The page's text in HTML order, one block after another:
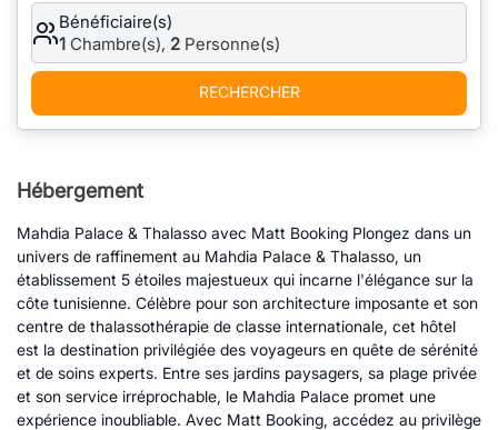
Bénéficiaire(s)
1 Chambre(s), 2 Personne(s)
RECHERCHER
Hébergement
Mahdia Palace & Thalasso avec Matt Booking Plongez dans un
univers de raffinement au Mahdia Palace & Thalasso, un
établissement 5 étoiles majestueux qui incarne l'élégance sur la
côte tunisienne. Célèbre pour son architecture imposante et son
centre de thalassothérapie de classe internationale, cet hôtel
est la destination privilégiée des voyageurs en quête de sérénité
et de soins experts. Entre ses jardins paysagers, sa plage privée
et son service irréprochable, le Mahdia Palace promet une
expérience inoubliable. Avec Matt Booking, accédez au privilège